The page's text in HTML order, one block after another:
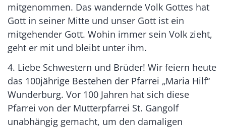
mitgenommen. Das wandernde Volk Gottes hat
Gott in seiner Mitte und unser Gott ist ein
mitgehender Gott. Wohin immer sein Volk zieht,
geht er mit und bleibt unter ihm.
4. Liebe Schwestern und Brüder! Wir feiern heute
das 100jährige Bestehen der Pfarrei „Maria Hilf“
Wunderburg. Vor 100 Jahren hat sich diese
Pfarrei von der Mutterpfarrei St. Gangolf
unabhängig gemacht, um den damaligen